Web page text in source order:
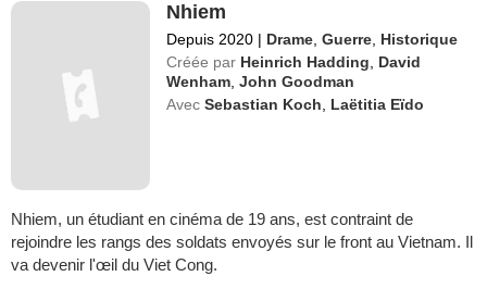
Nhiem
Depuis 2020 | Drame,Guerre, Historique
Créée par Heinrich Hadding, David
Wenham,John Goodman
Avec Sebastian Koch, Laëtitia Eïdo
Nhiem, un étudiant en cinéma de 19 ans, est contraint de
rejoindre les rangs des soldats envoyés sur le front au Vietnam. Il
va devenir l'œil du Viet Cong.